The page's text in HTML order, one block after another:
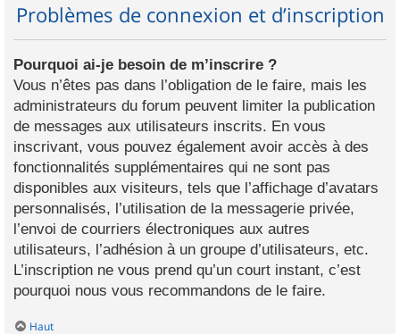
Problèmes de connexion et d’inscription
Pourquoi ai-je besoin de m’inscrire ?
Vous n’êtes pas dans l’obligation de le faire, mais les
administrateurs du forum peuvent limiter la publication
de messages aux utilisateurs inscrits. En vous
inscrivant, vous pouvez également avoir accès à des
fonctionnalités supplémentaires qui ne sont pas
disponibles aux visiteurs, tels que l’affichage d’avatars
personnalisés, l’utilisation de la messagerie privée,
l’envoi de courriers électroniques aux autres
utilisateurs, l’adhésion à un groupe d’utilisateurs, etc.
L’inscription ne vous prend qu’un court instant, c’est
pourquoi nous vous recommandons de le faire.
Haut